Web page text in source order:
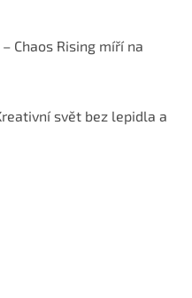
Chaos Rising míří na
svět bez lepidla a